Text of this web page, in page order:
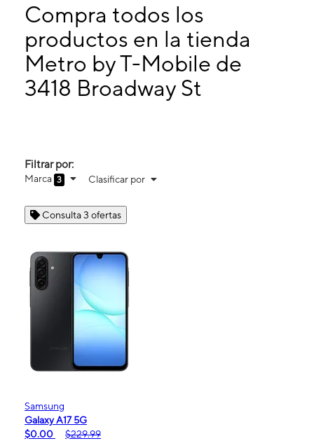
Martes:
9:30 a. m. a 7:30 p. m.
Miérc: 9:30 a. m. a 7:30 p. m.
Jueves:9:30 a. m. a 7:30 p. m.
3418 Broadway St Ste D HOUSTON, TX 77017
Compra todos los
productos en la tienda
Metro by T-Mobile de
3418 Broadway St
Filtrar por:
Marca 3 Clasificar por
Consulta 3 ofertas
Samsung
Galaxy A17 5G
$0.00
$229.99